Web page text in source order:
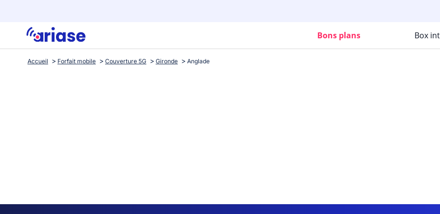
Bons plans Box
Accueil Forfait mobile Couverture 5G Gironde Anglade